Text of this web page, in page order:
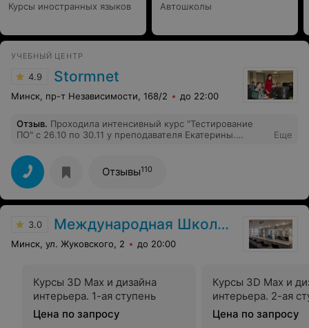
Курсы иностранных языков Автошколы
УЧЕБНЫЙ ЦЕНТР
4.9 Stormnet
Минск, пр-т Независимости, 168/2 до 22:00
Отзыв. Проходила интенсивный курс "Тестирование
ПО" с 26.10 по 30.11 у преподавателя Екатерины.
понятно, учитывая, что я пришла полностью не
знакома с этой сферой. Примеры, которые Екатерина
приводила из своей профессиональной деятельности
были очень полезными и интересными. Обратная связь
с преподавателем 100% всегда помогала, направляла и
занятия. Радовало очень, что все домашние задания
нужно было сдавать в срок, не позже. Это очень
мотивировало! Спасибо огромное Екатерине за ее
Еще
Отзывы110
3.0 Международная Школа Профессий
Минск, ул. Жуковского, 2 до 20:00
Курсы 3D Max и дизайна
интерьера. 1-ая ступень
Цена по запросу
Курсы 3D Max и
интерьера. 2-ая
Цена по запросу